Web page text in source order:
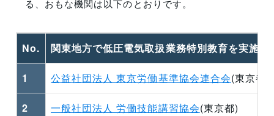
る、おもな機関は以下のとおりです。
No. 関東地方で低圧電気取扱業務特別教育を実施す
1 公益社団法人 東京労働基準協会連合会(東京都)
2 一般社団法人 労働技能講習協会(東京都)